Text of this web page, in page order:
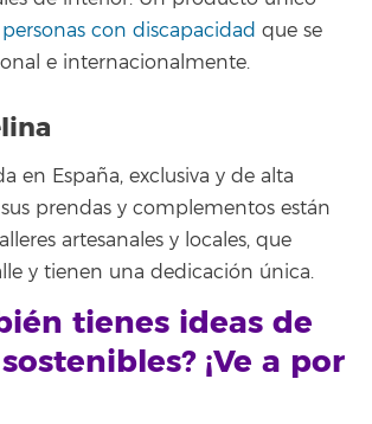
personas con discapacidad que se
e internacionalmente.
en España, exclusiva y de alta
prendas y complementos están
artesanales y locales, que
y tienen una dedicación única.
tienes ideas de
¡Ve a por